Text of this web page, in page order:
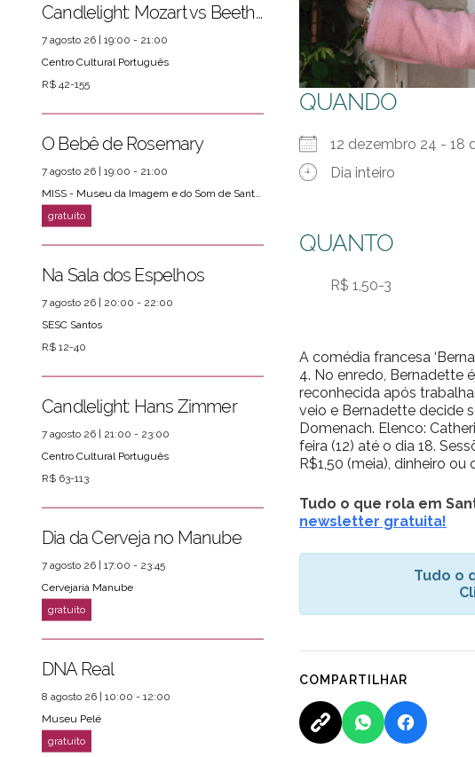
QUANDO
12 dezembro 24 -
Dia inteiro
QUANTO
R$ 1,50-3
A comédia francesa
4. No enredo, Bernadette
reconhecida após
veio e Bernadette decide
Domenach. Elenco:
feira (12) até o dia 18.
R$1,50 (meia), dinheiro
Tudo o que rola em
newsletter gratuita!
Tudo o
COMPARTILHAR
Candlelight: Mozart vs Beethoven
7 agosto 26 | 19:00 - 21:00
Centro Cultural Português
R$ 42-155
O Bebê de Rosemary
7 agosto 26 | 19:00 - 21:00
Na Sala dos Espelhos
7 agosto 26 | 20:00 - 22:00
SESC Santos
R$ 12-40
Candlelight: Hans Zimmer
7 agosto 26 | 21:00 - 23:00
Centro Cultural Português
R$ 63-113
Dia da Cerveja no Manube
7 agosto 26 | 17:00 - 23:45
Cervejaria Manube
DNA Real
8 agosto 26 | 10:00 - 12:00
Museu Pelé